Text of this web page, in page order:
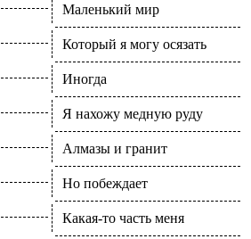
Маленький мир
Который я могу осязать
Иногда
Я нахожу медную руду
Алмазы и гранит
Но побеждает
Какая-то часть меня